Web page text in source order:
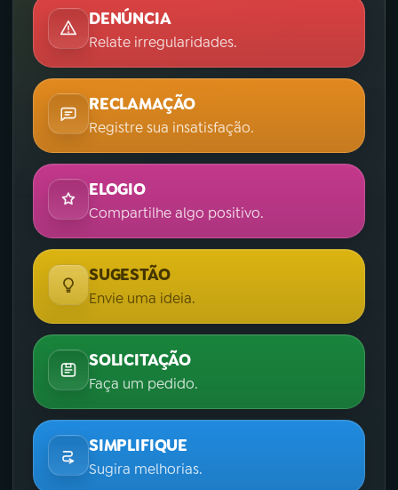
DENÚNCIA
Relate irregularidades.
RECLAMAÇÃO
Registre sua insatisfação.
ELOGIO
Compartilhe algo positivo.
SUGESTÃO
Envie uma ideia.
SOLICITAÇÃO
Faça um pedido.
SIMPLIFIQUE
Sugira melhorias.